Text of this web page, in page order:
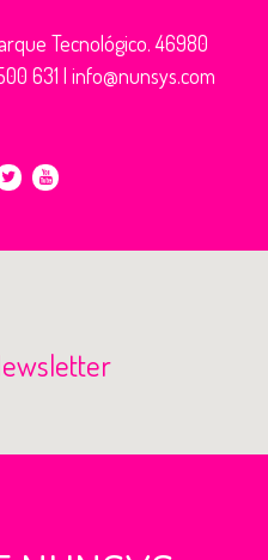
Tecnológico. 46980
631 | info@nunsys.com